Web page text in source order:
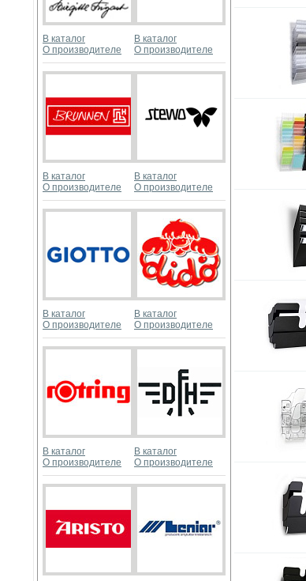
В каталог
О производителе
В каталог
О производителе
В каталог
О производителе
В каталог
О производителе
В каталог
О производителе
В каталог
О производителе
В каталог
О производителе
В каталог
О производителе